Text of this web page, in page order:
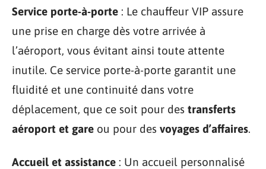
Service porte-à-porte : Le chauffeur VIP assure
une prise en charge dès votre arrivée à
l’aéroport, vous évitant ainsi toute attente
inutile. Ce service porte-à-porte garantit une
fluidité et une continuité dans votre
déplacement, que ce soit pour des transferts
aéroport et gare ou pour des voyages d’affaires.
Accueil et assistance : Un accueil personnalisé